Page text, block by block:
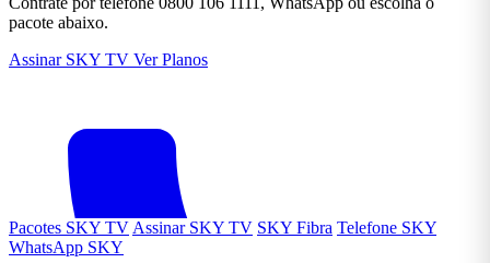
pacote abaixo.
Assinar SKY TV Ver Planos
Pacotes SKY TV Assinar SKY TV SKY Fibra Telefone SKY
WhatsApp SKY